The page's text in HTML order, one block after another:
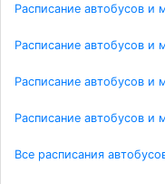
Расписание автобусов
Расписание автобусов
Расписание автобусов
Расписание автобусов и
Все расписания